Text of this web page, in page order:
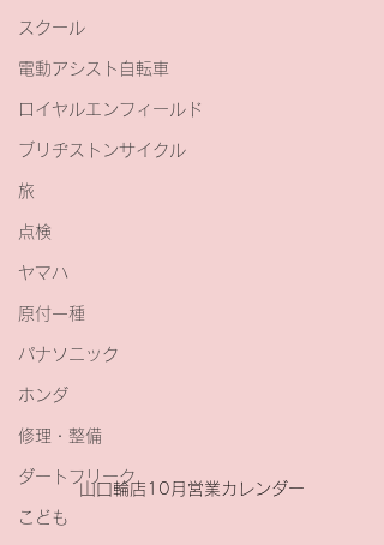
スクール
電動アシスト自転車
ロイヤルエンフィールド
ブリヂストンサイクル
旅
点検
ヤマハ
原付一種
パナソニック
ホンダ
修理・整備
ダートフリーク
こども
山口輪店10月営業カレンダー